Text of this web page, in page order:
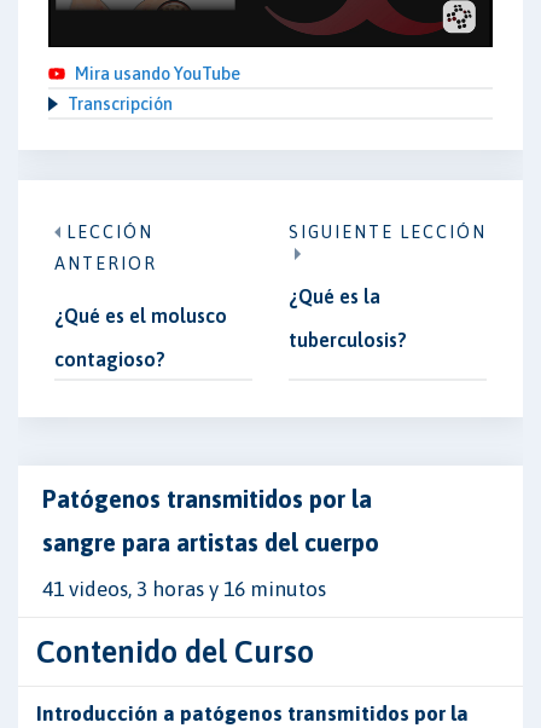
Video
Mira usando YouTube
Transcripción
LECCIÓN
ANTERIOR
¿Qué es el molusco
contagioso?
SIGUIENTE LECCIÓN
¿Qué es la
tuberculosis?
Patógenos transmitidos por la
sangre para artistas del cuerpo
41 videos, 3 horas y 16 minutos
Contenido del Curso
Introducción a patógenos transmitidos por la